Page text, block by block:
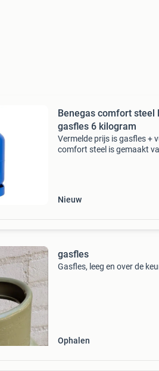
Benegas comfort steel
gasfles 6 kilogram
Vermelde prijs is gasfles +
comfort steel is gemaakt
Nieuw
gasfles
Gasfles, leeg en over de
Ophalen